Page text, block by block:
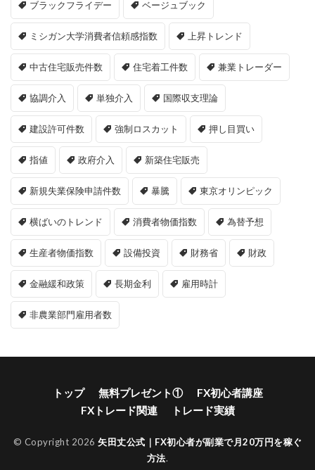
ブラックフライデー ベージュブック
ミシガン大学消費者信頼感指数 上昇トレンド
中古住宅販売件数 住宅着工件数 兼業トレーダー
協調介入 単独介入 国際収支理論
建設許可件数 強制ロスカット 押し目買い
指値 政府介入 新築住宅販売
新規失業保険申請件数 暴騰 東京オリンピック
横ばいのトレンド 消費者物価指数 為替予想
生産者物価指数 設備投資 財務省 財政
金融緩和政策 長期金利 雇用時計
非農業部門雇用者数
トップ 無料プレゼント①
FX初心者講座
FXトレード関連
トレード実績
© Copyright 2026 矢田丈公式｜FX初心者が副業で月20万円を稼ぐ
方法.